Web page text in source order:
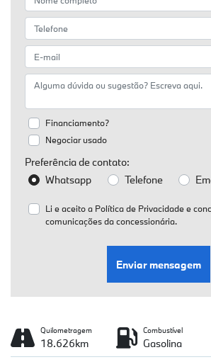
Financiamento?
Negociar usado
Preferência de contato:
Whatsapp
Telefone
Li e aceito a Política de Privacidadee
comunicações da concessionária.
Enviar mensagem
Combustível
Gasolina
Quilometragem
18.626km